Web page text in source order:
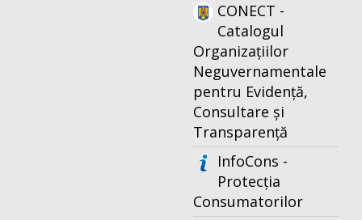
CONECT -
Catalogul
Organizațiilor
Neguvernamentale
pentru Evidență,
Consultare și
Transparență
InfoCons -
Protecția
Consumatorilor